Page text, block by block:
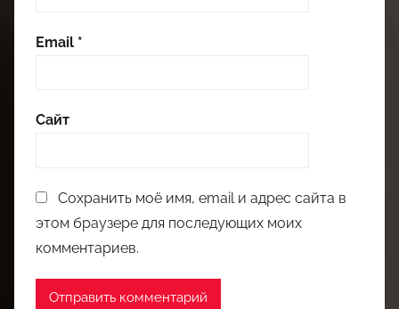
Email *
Сайт
Сохранить моё имя, email и адрес сайта в
этом браузере для последующих моих
комментариев.